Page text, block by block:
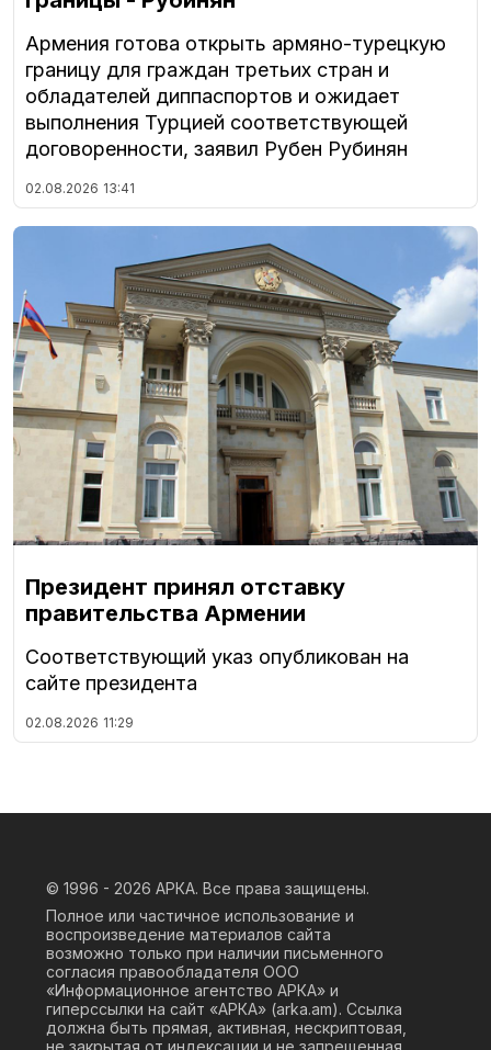
Армения готова открыть армяно-турецкую
границу для граждан третьих стран и
обладателей диппаспортов и ожидает
выполнения Турцией соответствующей
договоренности, заявил Рубен Рубинян
02.08.2026 13:41
Президент принял отставку
правительства Армении
Соответствующий указ опубликован на
сайте президента
02.08.2026 11:29
© 1996 - 2026 АРКА. Все права защищены.
Полное или частичное использование и
воспроизведение материалов сайта
возможно только при наличии письменного
согласия правообладателя ООО
«Информационное агентство АРКА» и
гиперссылки на сайт «АРКА» (arka.am). Ссылка
должна быть прямая, активная, нескриптовая,